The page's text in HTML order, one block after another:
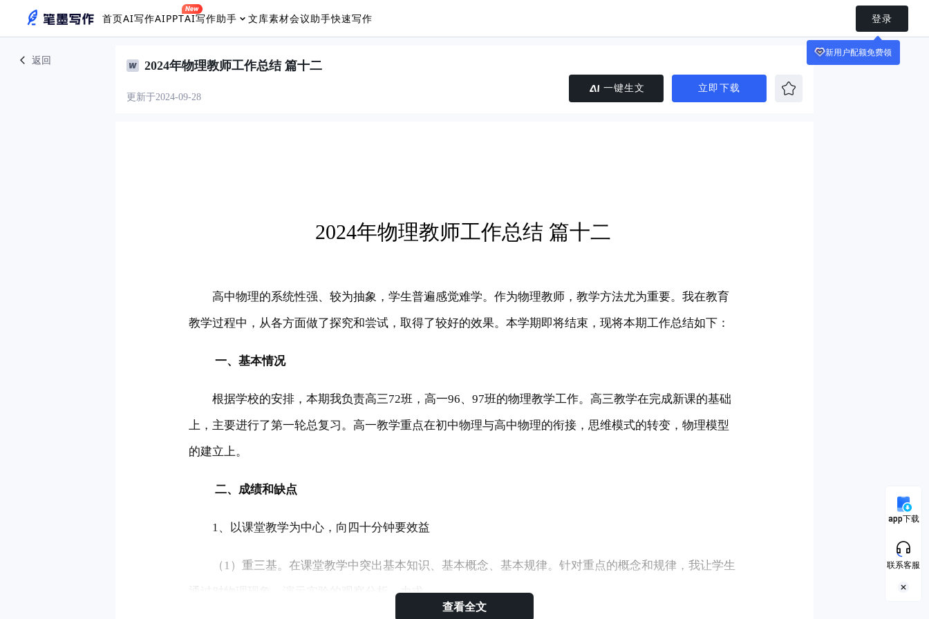
首页AI写作AIPPTAI写作助手 文库素材会议助手快速写作 登录
app下载
联系客服
返回 2024年物理教师工作总结 篇十二
更新于2024-09-28
一键生文 立即下载
2024年物理教师工作总结 篇十二
高中物理的系统性强、较为抽象，学生普遍感觉难学。作为物理教师，教学方法尤为重要。我在教育
教学过程中，从各方面做了探究和尝试，取得了较好的效果。本学期即将结束，现将本期工作总结如下：
一、基本情况
根据学校的安排，本期我负责高三72班，高一96、97班的物理教学工作。高三教学在完成新课的基础
上，主要进行了第一轮总复习。高一教学重点在初中物理与高中物理的衔接，思维模式的转变，物理模型
的建立上。
二、成绩和缺点
1、以课堂教学为中心，向四十分钟要效益
（1）重三基。在课堂教学中突出基本知识、基本概念、基本规律。针对重点的概念和规律，我让学生
通过对物理现象、演示实验的观察分析，力求
查看全文